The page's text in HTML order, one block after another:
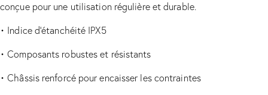
conçue pour une utilisation régulière et durable.
• Indice d’étanchéité IPX5
• Composants robustes et résistants
• Châssis renforcé pour encaisser les contraintes